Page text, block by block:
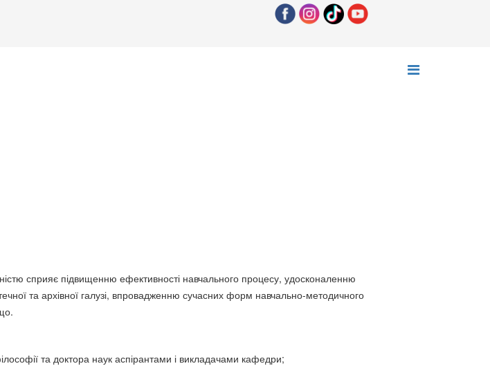
сприяє підвищенню ефективності навчального процесу, удосконаленню
та архівної галузі, впровадженню сучасних форм навчально-методичного
та доктора наук аспірантами і викладачами кафедри;